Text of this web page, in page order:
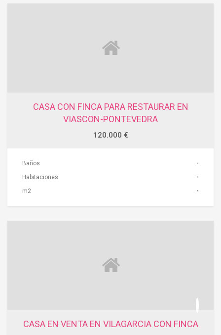
CASA CON FINCA PARA RESTAURAR EN
VIASCON-PONTEVEDRA
120.000 €
Baños
-
Habitaciones
-
m2
-
CASA EN VENTA EN VILAGARCIA CON FINCA